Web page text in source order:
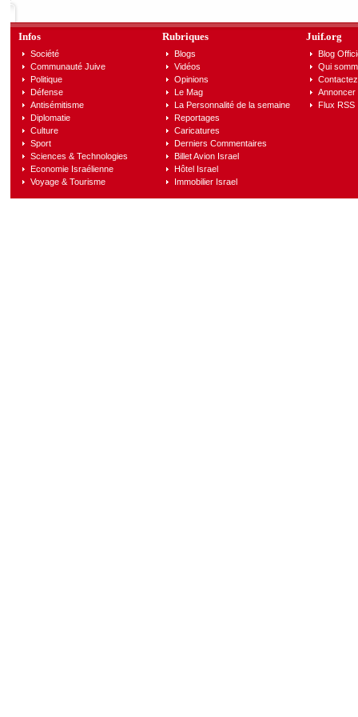
Infos
Société
Communauté Juive
Politique
Défense
Antisémitisme
Diplomatie
Culture
Sport
Sciences & Technologies
Economie Israélienne
Voyage & Tourisme
Rubriques
Blogs
Vidéos
Opinions
Le Mag
La Personnalité de la semaine
Reportages
Caricatures
Derniers Commentaires
Billet Avion Israel
Hôtel Israel
Immobilier Israel
Juif.org
Blog
Qui
Annoncer
Flux RSS